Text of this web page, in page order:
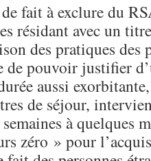
fait à exclure du
résidant avec un
des pratiques des
de pouvoir justifier
aussi
de séjour,
à quelques
zéro » pour